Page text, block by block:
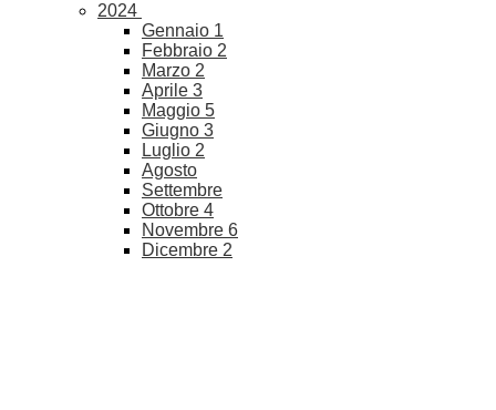
2024
Gennaio 1
Febbraio 2
Marzo 2
Aprile 3
Maggio 5
Giugno 3
Luglio 2
Agosto
Settembre
Ottobre 4
Novembre 6
Dicembre 2